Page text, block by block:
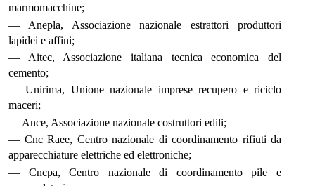
marmomacchine;
— Anepla, Associazione nazionale estrattori produttori
lapidei e affini;
— Aitec, Associazione italiana tecnica economica del
cemento;
— Unirima, Unione nazionale imprese recupero e riciclo
maceri;
— Ance, Associazione nazionale costruttori edili;
— Cnc Raee, Centro nazionale di coordinamento rifiuti da
apparecchiature elettriche ed elettroniche;
— Cncpa, Centro nazionale di coordinamento pile e